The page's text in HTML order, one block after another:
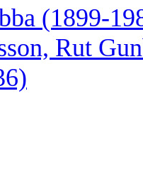
(1899-
Rut